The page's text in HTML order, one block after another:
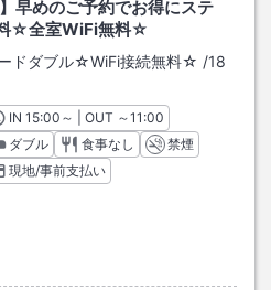
早めのご予約でお得にステ
☆全室WiFi無料☆
ードダブル☆WiFi接続無料☆ /18
INチェックイン
15:00 ～ | OUT チェックアウト
～11:00
ダブル
食事なし
禁煙
現地/事前支払い